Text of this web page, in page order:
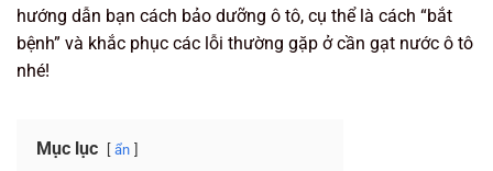
hướng dẫn bạn cách bảo dưỡng ô tô, cụ thể là cách “bắt
bệnh” và khắc phục các lỗi thường gặp ở cần gạt nước ô tô
nhé!
Mục lục ẩn